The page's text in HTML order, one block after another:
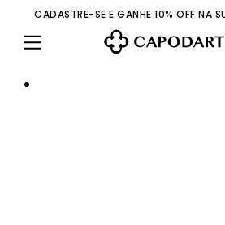
CADASTRE-SE E GANHE 10% OFF NA